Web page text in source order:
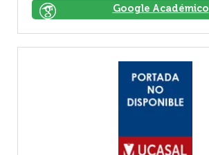
Google Académico